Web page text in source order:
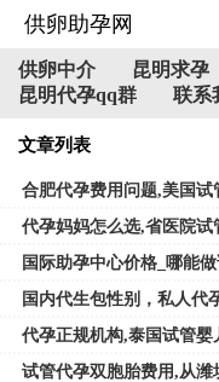
供卵助孕网
供卵中介 昆明求孕
昆明代孕qq群
联系
文章列表